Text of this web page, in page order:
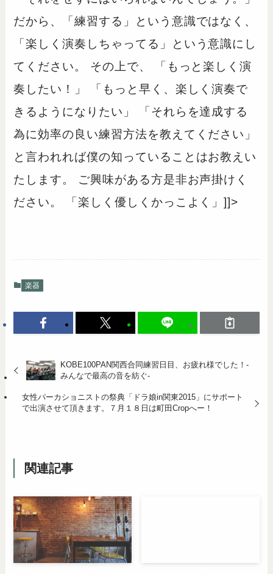
だから、「練習する」という意識ではなく、
「楽しく演奏しちゃってる」という意識にし
てください。 その上で、 「もっと楽しく演
奏したい！」 「もっと早く、楽しく演奏で
きるようになりたい」 「それらを達成する
為に効率の良い練習方法を教えてください」
と言われれば僕の知っていることはお教えい
たします。 ご興味がある方是非お声掛けく
ださい。 「楽しく優しくかっこよく」]]>
楽器
KOBE100PAN関西合同練習日目、お疲れ様でした！-
みんなで最高の音を紡ぐ-
女性パーカショニストの祭典「ドラ娘in関東2015」にサポート
で出演させて頂きます。７月１８日は町田Cropへー！
関連記事